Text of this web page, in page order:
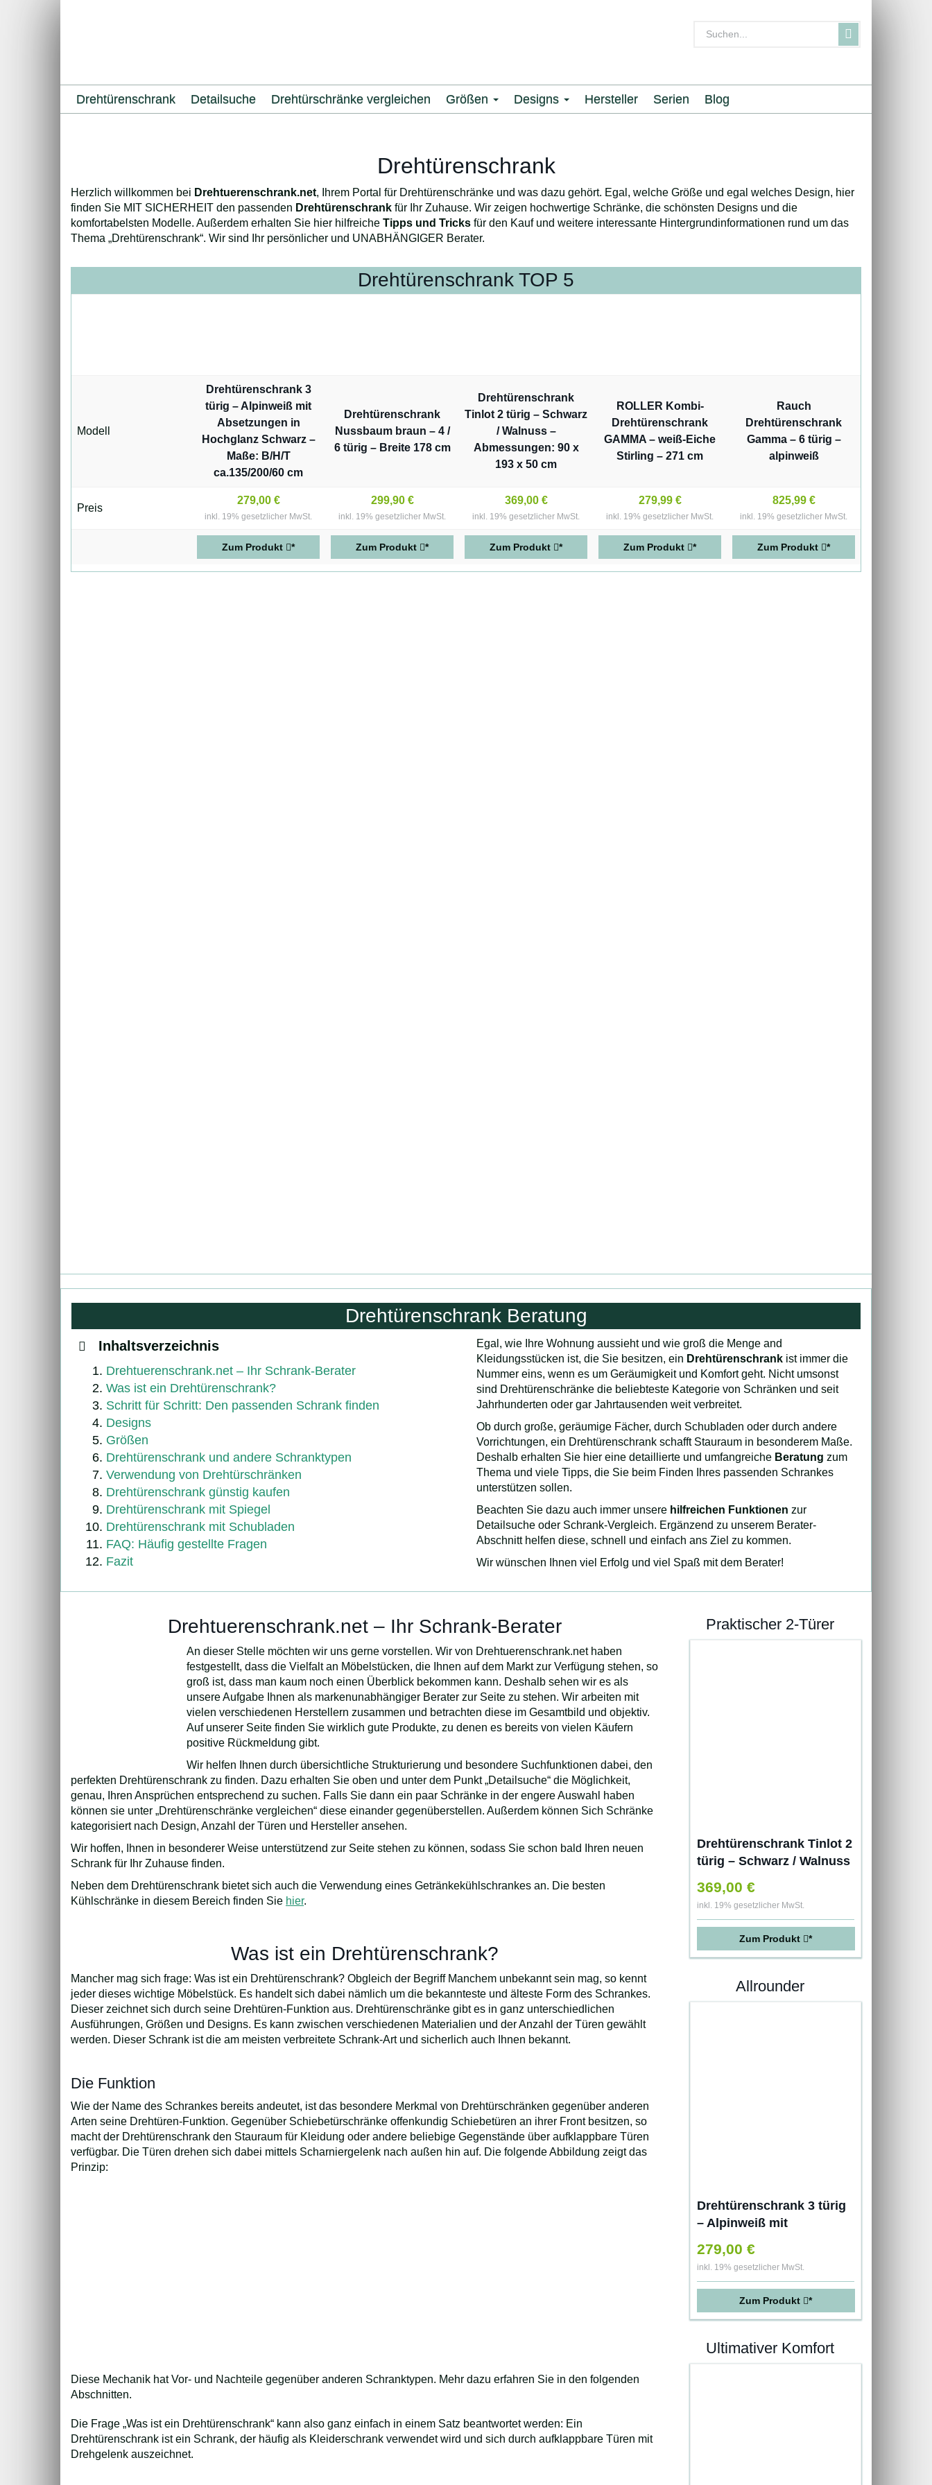
Drehtürenschrank Detailsuche Drehtürschränke vergleichen Größen Designs Hersteller Serien Blog
Drehtürenschrank
Herzlich willkommen bei Drehtuerenschrank.net, Ihrem Portal für Drehtürenschränke und was dazu gehört. Egal, welche Größe und egal welches Design, hier
finden Sie MIT SICHERHEIT den passenden Drehtürenschrank für Ihr Zuhause. Wir zeigen hochwertige Schränke, die schönsten Designs und die
komfortabelsten Modelle. Außerdem erhalten Sie hier hilfreiche Tipps und Tricks für den Kauf und weitere interessante Hintergrundinformationen rund um das
Thema „Drehtürenschrank“. Wir sind Ihr persönlicher und UNABHÄNGIGER Berater.
Drehtürenschrank TOP 5
Modell
Drehtürenschrank 3
türig – Alpinweiß mit
Absetzungen in
Hochglanz Schwarz –
Maße: B/H/T
ca.135/200/60 cm
Drehtürenschrank
Nussbaum braun – 4 /
6 türig – Breite 178 cm
Drehtürenschrank
Tinlot 2 türig – Schwarz
/ Walnuss –
Abmessungen: 90 x
193 x 50 cm
ROLLER Kombi-
Drehtürenschrank
GAMMA – weiß-Eiche
Stirling – 271 cm
Rauch
Drehtürenschrank
Gamma – 6 türig –
alpinweiß
Preis
279,00 €
inkl. 19% gesetzlicher MwSt.
299,90 €
inkl. 19% gesetzlicher MwSt.
369,00 €
inkl. 19% gesetzlicher MwSt.
279,99 €
inkl. 19% gesetzlicher MwSt.
825,99 €
inkl. 19% gesetzlicher MwSt.
Zum Produkt * Zum Produkt * Zum Produkt * Zum Produkt * Zum Produkt *
Drehtürenschrank Beratung
Inhaltsverzeichnis
Drehtuerenschrank.net – Ihr Schrank-Berater
Was ist ein Drehtürenschrank?
Schritt für Schritt: Den passenden Schrank finden
Designs
Größen
Drehtürenschrank und andere Schranktypen
Verwendung von Drehtürschränken
Drehtürenschrank günstig kaufen
Drehtürenschrank mit Spiegel
Drehtürenschrank mit Schubladen
FAQ: Häufig gestellte Fragen
Fazit
Egal, wie Ihre Wohnung aussieht und wie groß die Menge and
Kleidungsstücken ist, die Sie besitzen, ein Drehtürenschrank ist immer die
Nummer eins, wenn es um Geräumigkeit und Komfort geht. Nicht umsonst
sind Drehtürenschränke die beliebteste Kategorie von Schränken und seit
Jahrhunderten oder gar Jahrtausenden weit verbreitet.
Ob durch große, geräumige Fächer, durch Schubladen oder durch andere
Vorrichtungen, ein Drehtürenschrank schafft Stauraum in besonderem Maße.
Deshalb erhalten Sie hier eine detaillierte und umfangreiche Beratung zum
Thema und viele Tipps, die Sie beim Finden Ihres passenden Schrankes
unterstützen sollen.
Beachten Sie dazu auch immer unsere hilfreichen Funktionen zur
Detailsuche oder Schrank-Vergleich. Ergänzend zu unserem Berater-
Abschnitt helfen diese, schnell und einfach ans Ziel zu kommen.
Wir wünschen Ihnen viel Erfolg und viel Spaß mit dem Berater!
Drehtuerenschrank.net – Ihr Schrank-Berater
An dieser Stelle möchten wir uns gerne vorstellen. Wir von Drehtuerenschrank.net haben
festgestellt, dass die Vielfalt an Möbelstücken, die Ihnen auf dem Markt zur Verfügung stehen, so
groß ist, dass man kaum noch einen Überblick bekommen kann. Deshalb sehen wir es als
unsere Aufgabe Ihnen als markenunabhängiger Berater zur Seite zu stehen. Wir arbeiten mit
vielen verschiedenen Herstellern zusammen und betrachten diese im Gesamtbild und objektiv.
Auf unserer Seite finden Sie wirklich gute Produkte, zu denen es bereits von vielen Käufern
positive Rückmeldung gibt.
Wir helfen Ihnen durch übersichtliche Strukturierung und besondere Suchfunktionen dabei, den
perfekten Drehtürenschrank zu finden. Dazu erhalten Sie oben und unter dem Punkt „Detailsuche“ die Möglichkeit,
genau, Ihren Ansprüchen entsprechend zu suchen. Falls Sie dann ein paar Schränke in der engere Auswahl haben
können sie unter „Drehtürenschränke vergleichen“ diese einander gegenüberstellen. Außerdem können Sich Schränke
kategorisiert nach Design, Anzahl der Türen und Hersteller ansehen.
Wir hoffen, Ihnen in besonderer Weise unterstützend zur Seite stehen zu können, sodass Sie schon bald Ihren neuen
Schrank für Ihr Zuhause finden.
Neben dem Drehtürenschrank bietet sich auch die Verwendung eines Getränkekühlschrankes an. Die besten
Kühlschränke in diesem Bereich finden Sie hier.
Was ist ein Drehtürenschrank?
Mancher mag sich frage: Was ist ein Drehtürenschrank? Obgleich der Begriff Manchem unbekannt sein mag, so kennt
jeder dieses wichtige Möbelstück. Es handelt sich dabei nämlich um die bekannteste und älteste Form des Schrankes.
Dieser zeichnet sich durch seine Drehtüren-Funktion aus. Drehtürenschränke gibt es in ganz unterschiedlichen
Ausführungen, Größen und Designs. Es kann zwischen verschiedenen Materialien und der Anzahl der Türen gewählt
werden. Dieser Schrank ist die am meisten verbreitete Schrank-Art und sicherlich auch Ihnen bekannt.
Die Funktion
Wie der Name des Schrankes bereits andeutet, ist das besondere Merkmal von Drehtürschränken gegenüber anderen
Arten seine Drehtüren-Funktion. Gegenüber Schiebetürschränke offenkundig Schiebetüren an ihrer Front besitzen, so
macht der Drehtürenschrank den Stauraum für Kleidung oder andere beliebige Gegenstände über aufklappbare Türen
verfügbar. Die Türen drehen sich dabei mittels Scharniergelenk nach außen hin auf. Die folgende Abbildung zeigt das
Prinzip:
Diese Mechanik hat Vor- und Nachteile gegenüber anderen Schranktypen. Mehr dazu erfahren Sie in den folgenden
Abschnitten.
Die Frage „Was ist ein Drehtürenschrank“ kann also ganz einfach in einem Satz beantwortet werden: Ein
Drehtürenschrank ist ein Schrank, der häufig als Kleiderschrank verwendet wird und sich durch aufklappbare Türen mit
Drehgelenk auszeichnet.
Praktischer 2-Türer
Drehtürenschrank Tinlot 2
türig – Schwarz / Walnuss
x 50 cm
369,00 €
inkl. 19% gesetzlicher MwSt.
Zum Produkt *
Allrounder
Drehtürenschrank 3 türig
– Alpinweiß mit
Hochglanz Schwarz –
Maße: B/H/T ca.135/200/60
cm
279,00 €
inkl. 19% gesetzlicher MwSt.
Zum Produkt *
Ultimativer Komfort